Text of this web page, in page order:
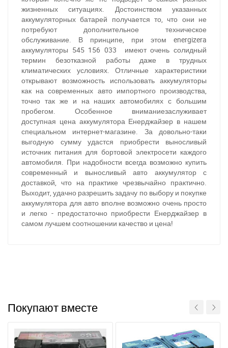
жизненных ситуациях. Достоинством указанных
аккумуляторных батарей получается то, что они не
потребуют дополнительное техническое
обслуживание. В принципе, при этом energizera
аккумуляторы 545 156 033 имеют очень солидный
термин безотказной работы даже в трудных
климатических условиях. Отличные характеристики
открывают возможность использовать аккумуляторы
как на современных авто импортного производства,
точно так же и на наших автомобилях с большим
пробегом. Особенное вниманиезаслуживает
доступная цена аккумулятора Енерджайзер в нашем
специальном интернет-магазине. За довольно-таки
выгодную сумму удастся приобрести выносливый
источник питания для бортовой электросети каждого
автомобиля. При надобности всегда возможно купить
современный и выносливый авто аккумулятор с
доставкой, что на практике чрезвычайно практично.
Выходит, удачно разрешить задачу по выбору и покупке
аккумулятора для авто вполне возможно очень просто
и легко - предостаточно приобрести Енерджайзер в
самом лучшем соотношении качество и цена!
Покупают вместе
За відсутності звязку - дзвоніть, пишіть у Viber / Telegram
(093) 600-51-11
Написати в Viber Написати в Telegram